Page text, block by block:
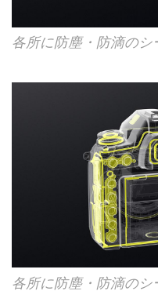
各所に防塵・防滴のシ
各所に防塵・防滴のシ